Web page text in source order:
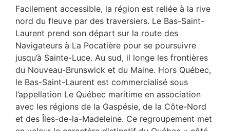
Facilement accessible, la région est reliée à la rive
nord du fleuve par des traversiers. Le Bas-Saint-
Laurent prend son départ sur la route des
Navigateurs à La Pocatière pour se poursuivre
jusqu’à Sainte-Luce. Au sud, il longe les frontières
du Nouveau-Brunswick et du Maine. Hors Québec,
le Bas-Saint-Laurent est commercialisé sous
l’appellation Le Québec maritime en association
avec les régions de la Gaspésie, de la Côte-Nord
et des Îles-de-la-Madeleine. Ce regroupement met